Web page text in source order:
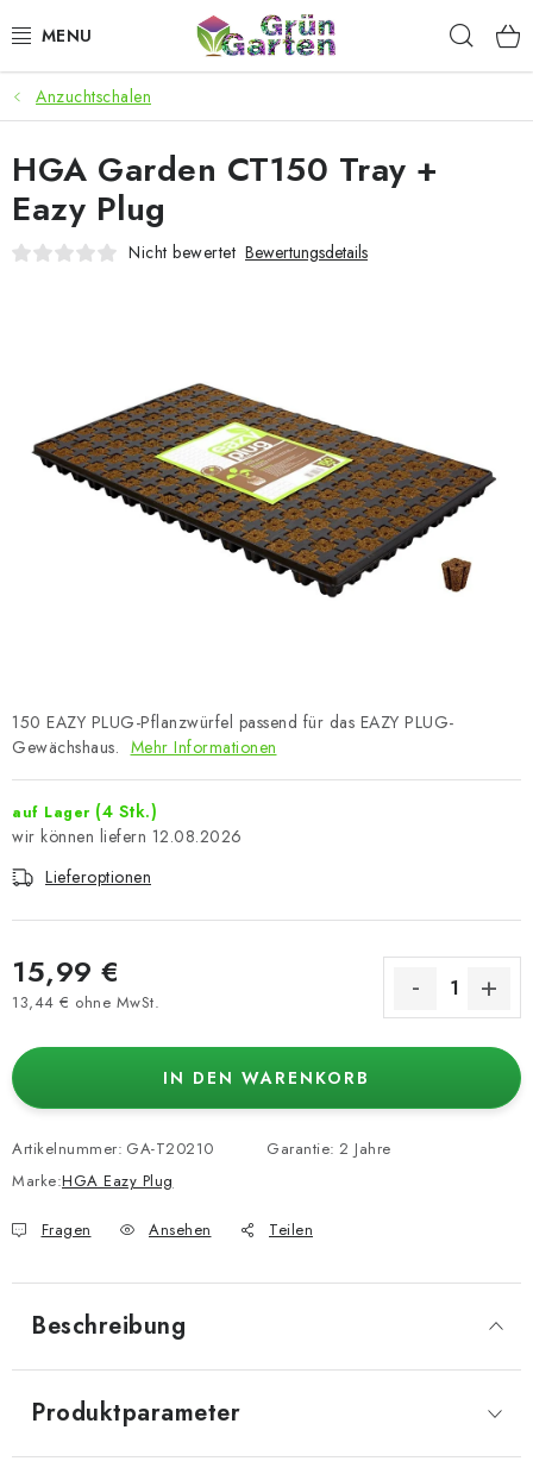
Inhalt
ANGEBOTE
LED PFLANZENLAMPEN
ANBAUBEDARF FÜR DEN HEIMANBAU
SMARTER GARTEN
Geschäftsbewertung Kaufberatung AGB
Blog
Datenschutzerklärung Impressum
Anzuchtschalen
150 EAZY PLUG-Pflanzwürfel passend für das EAZY PLUG-
Gewächshaus. Mehr Informationen
auf Lager (4 Stk.)
12.08.2026
Lieferoptionen
15,99 €
13,44 € ohne MwSt.
IN DEN WARENKORB
Artikelnummer: GA-T20210
Marke:HGA Eazy Plug
Garantie: 2 Jahre
Fragen Ansehen Teilen
HGA Garden CT150 Tray +
Eazy Plug
Nicht bewertet Bewertungsdetails
Beschreibung
Produktparameter